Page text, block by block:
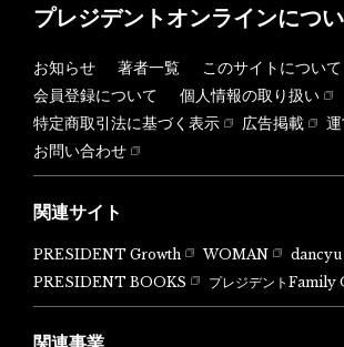
プレジデントオンラインにつ
お知らせ 著者一覧
このサイトについて
会員登録について
個人情報の取り扱い
特定商取引法に基づく表示
広告掲載
お問い合わせ
関連サイト
PRESIDENT Growth WOMAN dancyu
PRESIDENT BOOKS
プレジデントFamily
関連事業